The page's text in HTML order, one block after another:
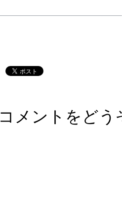
コメントをどう